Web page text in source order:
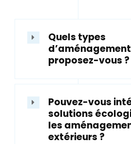
Quels types
proposez-vous ?
Pouvez-vous
solutions
les
extérieurs ?